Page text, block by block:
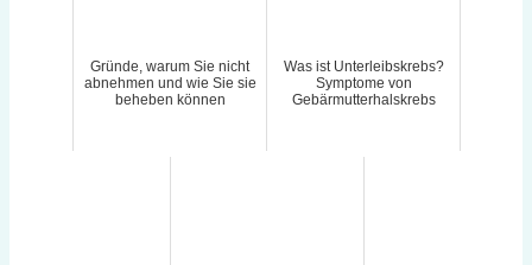
Gründe, warum Sie nicht
abnehmen und wie Sie sie
beheben können
Was ist Unterleibskrebs?
Symptome von
Gebärmutterhalskrebs